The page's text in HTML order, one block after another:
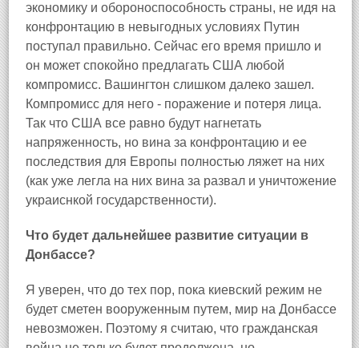
экономику и обороноспособность страны, не идя на
конфронтацию в невыгодных условиях Путин
поступал правильно. Сейчас его время пришло и
он может спокойно предлагать США любой
компромисс. Вашингтон слишком далеко зашел.
Компромисс для него - поражение и потеря лица.
Так что США все равно будут нагнетать
напряженность, но вина за конфронтацию и ее
последствия для Европы полностью ляжет на них
(как уже легла на них вина за развал и уничтожение
украиснкой государственности).
Что будет дальнейшее развитие ситуации в
Донбассе?
Я уверен, что до тех пор, пока киевский режим не
будет сметен вооруженным путем, мир на Донбассе
невозможен. Поэтому я считаю, что гражданская